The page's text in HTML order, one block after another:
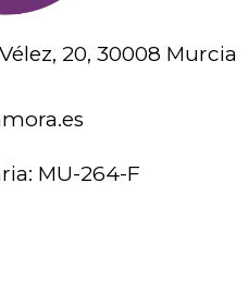
20, 30008 Murcia
MU-264-F